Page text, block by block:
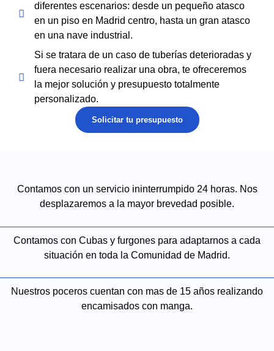
diferentes escenarios: desde un pequeño atasco
en un piso en Madrid centro, hasta un gran atasco
en una nave industrial.
Si se tratara de un caso de tuberías deterioradas y
fuera necesario realizar una obra, te ofreceremos
la mejor solución y presupuesto totalmente
personalizado.
Solicitar tu presupuesto
Contamos con un servicio ininterrumpido 24 horas. Nos
desplazaremos a la mayor brevedad posible.
Contamos con Cubas y furgones para adaptarnos a cada
situación en toda la Comunidad de Madrid.
Nuestros poceros cuentan con mas de 15 años realizando
encamisados con manga.